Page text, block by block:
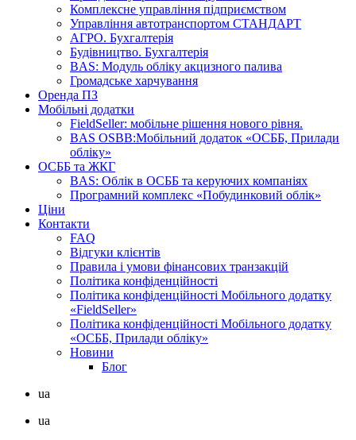
Комплексне управління підприємством
Управління автотранспортом СТАНДАРТ
АГРО. Бухгалтерія
Будівництво. Бухгалтерія
BAS: Модуль обліку акцизного палива
Громадське харчування
Оренда ПЗ
Мобільні додатки
FieldSeller: мобільне рішення нового рівня.
BAS OSBB:Мобільний додаток «ОСББ, Прилади
обліку»
ОСББ та ЖКГ
BAS: Облік в ОСББ та керуючих компаніях
Програмний комплекс «Побудинковий облік»
Ціни
Контакти
FAQ
Відгуки клієнтів
Правила і умови фінансових транзакцій
Політика конфіденційності
Політика конфіденційності Мобільного додатку
«FieldSeller»
Політика конфіденційності Мобільного додатку
«ОСББ, Прилади обліку»
Новини
Блог
ua
ua